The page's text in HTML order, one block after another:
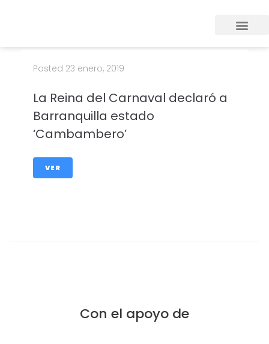
Posted 23 enero, 2019
La Reina del Carnaval declaró a
Barranquilla estado
‘Cambambero’
VER
Con el apoyo de